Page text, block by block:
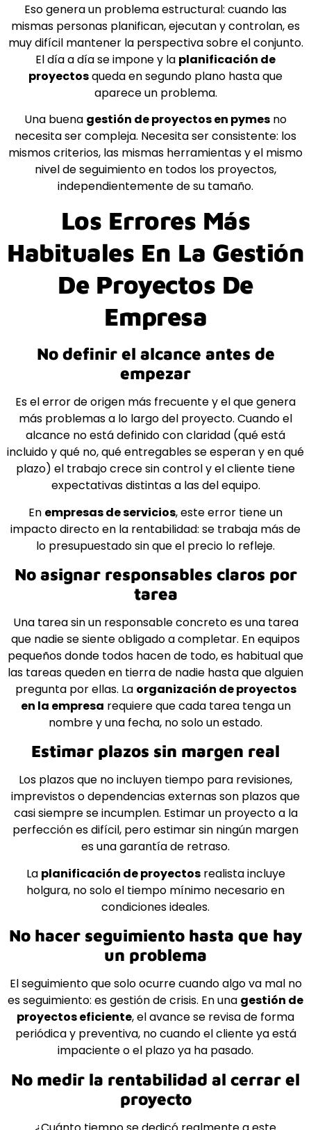
Eso genera un problema estructural: cuando las
mismas personas planifican, ejecutan y controlan, es
muy difícil mantener la perspectiva sobre el conjunto.
El día a día se impone y la planificación de
proyectosqueda en segundo plano hasta que
aparece un problema.
Una buena gestión de proyectos en pymes no
necesita ser compleja. Necesita ser consistente: los
mismos criterios, las mismas herramientas y el mismo
nivel de seguimiento en todos los proyectos,
independientemente de su tamaño.
Los Errores Más
Habituales En La Gestión
De Proyectos De
Empresa
No definir el alcance antes de
empezar
Es el error de origen más frecuente y el que genera
más problemas a lo largo del proyecto. Cuando el
alcance no está definido con claridad (qué está
incluido y qué no, qué entregables se esperan y en qué
plazo) el trabajo crece sin control y el cliente tiene
expectativas distintas a las del equipo.
En empresas de servicios, este error tiene un
impacto directo en la rentabilidad: se trabaja más de
lo presupuestado sin que el precio lo refleje.
No asignar responsables claros por
tarea
Una tarea sin un responsable concreto es una tarea
que nadie se siente obligado a completar. En equipos
pequeños donde todos hacen de todo, es habitual que
las tareas queden en tierra de nadie hasta que alguien
pregunta por ellas. La organización de proyectos
en la empresa requiere que cada tarea tenga un
nombre y una fecha, no solo un estado.
Estimar plazos sin margen real
Los plazos que no incluyen tiempo para revisiones,
imprevistos o dependencias externas son plazos que
casi siempre se incumplen. Estimar un proyecto a la
perfección es difícil, pero estimar sin ningún margen
es una garantía de retraso.
La planificación de proyectosrealista incluye
holgura, no solo el tiempo mínimo necesario en
condiciones ideales.
No hacer seguimiento hasta que hay
un problema
El seguimiento que solo ocurre cuando algo va mal no
es seguimiento: es gestión de crisis. En una gestión de
proyectos eficiente, el avance se revisa de forma
periódica y preventiva, no cuando el cliente ya está
impaciente o el plazo ya ha pasado.
No medir la rentabilidad al cerrar el
proyecto